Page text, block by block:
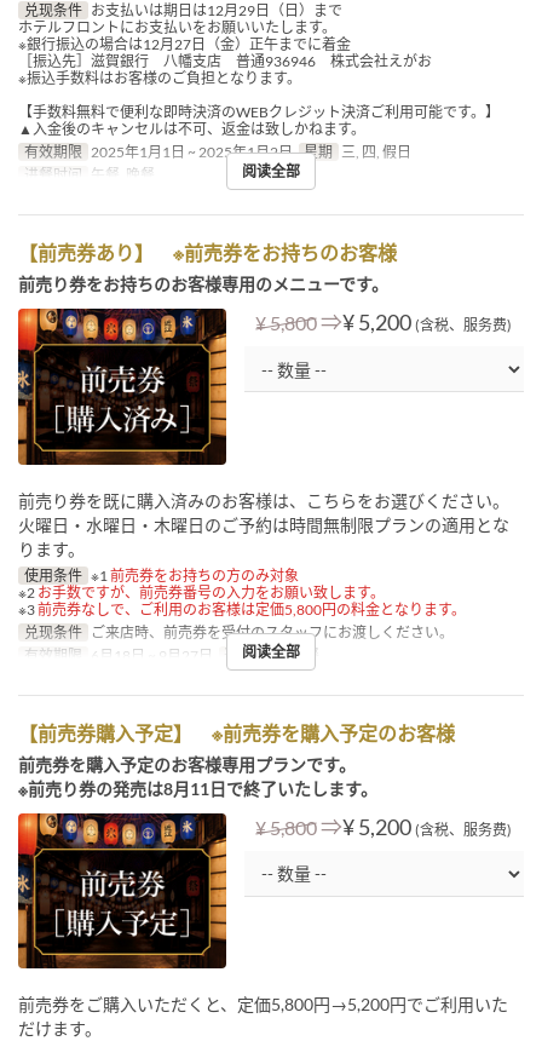
兑现条件 お支払いは期日は12月29日（日）まで
ホテルフロントにお支払いをお願いいたします。
※銀行振込の場合は12月27日（金）正午までに着金
［振込先］滋賀銀行 八幡支店 普通936946 株式会社えがお
※振込手数料はお客様のご負担となります。
【手数料無料で便利な即時決済のWEBクレジット決済ご利用可能です。】
▲入金後のキャンセルは不可、返金は致しかねます。
有效期限 2025年1月1日 ~ 2025年1月2日 星期 三, 四, 假日
进餐时间
午餐, 晚餐 阅读全部
【前売券あり】 ※前売券をお持ちのお客様
前売り券をお持ちのお客様専用のメニューです。
¥ 5,800⇒¥ 5,200 (含税、服务费)
前売り券を既に購入済みのお客様は、こちらをお選びください。
火曜日・水曜日・木曜日のご予約は時間無制限プランの適用とな
ります。
使用条件 ※1 前売券をお持ちの方のみ対象
※2 お手数ですが、前売券番号の入力をお願い致します。
※3前売券なしで、ご利用のお客様は定価5,800円の料金となります。
兑现条件
ご来店時、前売券を受付のスタッフにお渡しください。
有效期限
6月18日 ~ 9月27日 进餐时间 晚餐
阅读全部
【前売券購入予定】 ※前売券を購入予定のお客様
前売券を購入予定のお客様専用プランです。
※前売り券の発売は8月11日で終了いたします。
¥ 5,800⇒¥ 5,200 (含税、服务费)
前売券をご購入いただくと、定価5,800円→5,200円でご利用いた
だけます。